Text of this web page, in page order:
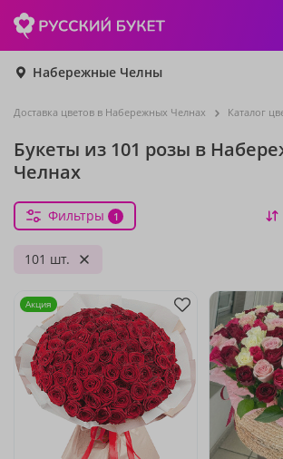
Набережные Челны
Доставка цветов в Набережных Челнах Каталог
Букеты из 101 розы в
Челнах
Фильтры 1
101 шт.
Акция